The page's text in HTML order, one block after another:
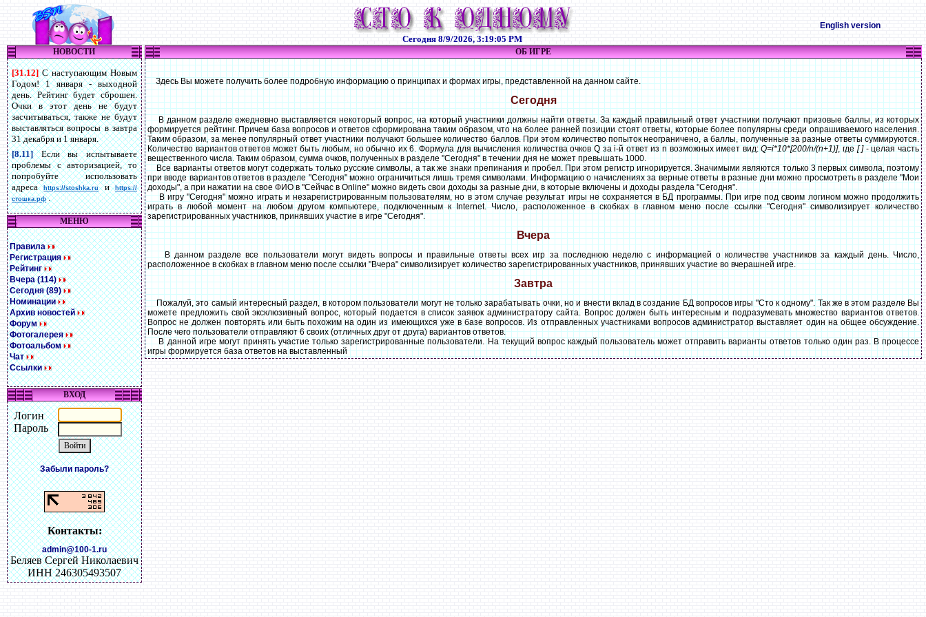
Сегодня 8/9/2026, 3:19:05 PM
English version
НОВОСТИ
[31.12]С наступающим Новым
Годом! 1 января - выходной
день. Рейтинг будет сброшен.
Очки в этот день не будут
засчитываться, также не будут
выставляться вопросы в завтра
31 декабря и 1 января.
[8.11]Если вы испытываете
проблемы с авторизацией, то
попробуйте использовать
адресаhttps://stoshka.ruиhttps://
стошка.рф.
МЕНЮ
Правила
Регистрация
Рейтинг
Вчера (114)
Сегодня (89)
Номинации
Архив новостей
Форум
Фотогалерея
Фотоальбом
Чат
Ссылки
ВХОД
Логин
Пароль
Забыли пароль?
Контакты:
admin@100-1.ru
Беляев Сергей Николаевич
ИНН 246305493507
ОБ ИГРЕ
Здесь Вы можете получить более подробную информацию о принципах и формах игры, представленной на данном сайте.
Сегодня
В данном разделе ежедневно выставляется некоторый вопрос, на который участники должны найти ответы. За каждый правильный ответ участники получают призовые баллы, из которых
формируется рейтинг. Причем база вопросов и ответов сформирована таким образом, что на более ранней позиции стоят ответы, которые более популярны среди опрашиваемого населения.
Таким образом, за менее популярный ответ участники получают большее количество баллов. При этом количество попыток неограничено, а баллы, полученные за разные ответы суммируются.
Количество вариантов ответов может быть любым, но обычно их 6. Формула для вычисления количества очков Q за i-й ответ из n возможных имеет вид:Q=i*10*[200/n/(n+1)], где[ ]- целая часть
вещественного числа. Таким образом, сумма очков, полученных в разделе "Сегодня" в течении дня не может превышать 1000.
Все варианты ответов могут содержать только русские символы, а так же знаки препинания и пробел. При этом регистр игнорируется. Значимыми являются только 3 первых символа, поэтому
при вводе вариантов ответов в разделе "Сегодня" можно ограничиться лишь тремя символами. Информацию о начислениях за верные ответы в разные дни можно просмотреть в разделе "Мои
доходы", а при нажатии на свое ФИО в "Сейчас в Online" можно видеть свои доходы за разные дни, в которые включены и доходы раздела "Сегодня".
В игру "Сегодня" можно играть и незарегистрированным пользователям, но в этом случае результат игры не сохраняется в БД программы. При игре под своим логином можно продолжить
играть в любой момент на любом другом компьютере, подключенным к Internet. Число, расположенное в скобках в главном меню после ссылки "Сегодня" символизирует количество
зарегистрированных участников, принявших участие в игре "Сегодня".
Вчера
В данном разделе все пользователи могут видеть вопросы и правильные ответы всех игр за последнюю неделю с информацией о количестве участников за каждый день. Число,
расположенное в скобках в главном меню после ссылки "Вчера" символизирует количество зарегистрированных участников, принявших участие во вчерашней игре.
Завтра
Пожалуй, это самый интересный раздел, в котором пользователи могут не только зарабатывать очки, но и внести вклад в создание БД вопросов игры "Сто к одному". Так же в этом разделе Вы
можете предложить свой эксклюзивный вопрос, который подается в список заявок администратору сайта. Вопрос должен быть интересным и подразумевать множество вариантов ответов.
Вопрос не должен повторять или быть похожим на один из имеющихся уже в базе вопросов. Из отправленных участниками вопросов администратор выставляет один на общее обсуждение.
После чего пользователи отправляют 6 своих (отличных друг от друга) вариантов ответов.
В данной игре могут принять участие только зарегистрированные пользователи. На текущий вопрос каждый пользователь может отправить варианты ответов только один раз. В процессе
игры формируется база ответов на выставленный